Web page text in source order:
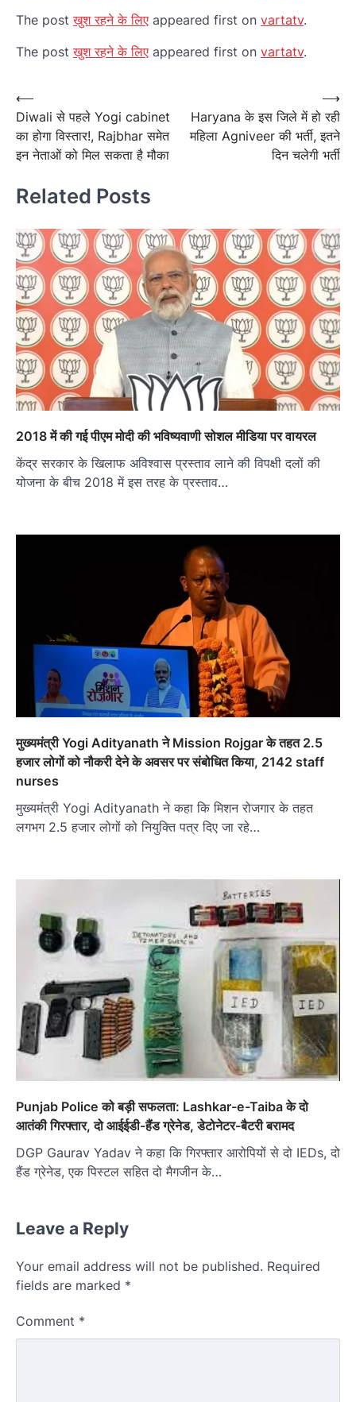
The postखुश रहने के लिए appeared first on vartatv.
The postखुश रहने के लिए appeared first on vartatv.
Post
navigation
⟵
Diwali से पहले Yogi cabinet
का होगा विस्‍तार!, Rajbhar समेत
इन नेताओं को मिल सकता है मौका
Haryana के इस जिले में हो रही
महिला Agniveer की भर्ती, इतने
दिन चलेगी भर्ती
⟶
Related Posts
2018 में की गई पीएम मोदी की भविष्यवाणी सोशल मीडिया पर वायरल
केंद्र सरकार के खिलाफ अविश्वास प्रस्ताव लाने की विपक्षी दलों की
योजना के बीच 2018 में इस तरह के प्रस्ताव…
मुख्यमंत्री Yogi Adityanath ने Mission Rojgar के तहत 2.5
हजार लोगों को नौकरी देने के अवसर पर संबोधित किया, 2142 staff
nurses
मुख्यमंत्री Yogi Adityanath ने कहा कि मिशन रोजगार के तहत
लगभग 2.5 हजार लोगों को नियुक्ति पत्र दिए जा रहे…
Punjab Police को बड़ी सफलता: Lashkar-e-Taiba के दो
आतंकी गिरफ्तार, दो आईईडी-हैंड ग्रेनेड, डेटोनेटर-बैटरी बरामद
DGP Gaurav Yadav ने कहा कि गिरफ्तार आरोपियों से दो IEDs, दो
हैंड ग्रेनेड, एक पिस्टल सहित दो मैगजीन के…
Leave a Reply
Your email address will not be published. Required
fields are marked *
Comment *